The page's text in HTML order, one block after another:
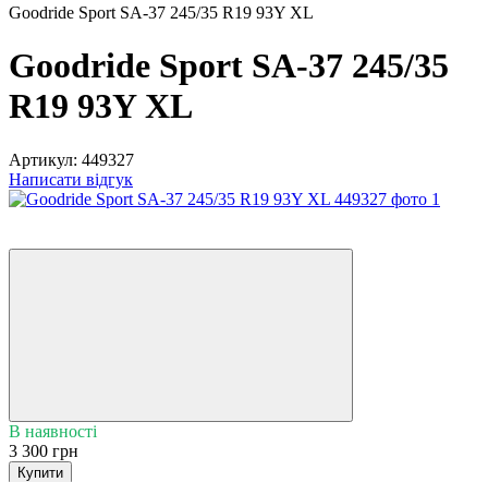
Goodride Sport SA-37 245/35 R19 93Y XL
Goodride Sport SA-37 245/35
R19 93Y XL
Артикул: 449327
Написати відгук
В наявності
3 300 грн
Купити